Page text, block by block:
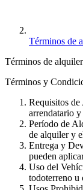
Términos de
Términos de
Términos y
Requisitos
arrendatario
Período de
de alquiler y
Entrega y
pueden
Uso del
todoterreno u